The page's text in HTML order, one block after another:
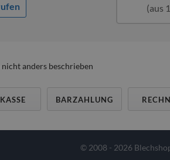
(aus
nicht anders beschrieben
BARZAHLUNG
© 2008 - 2026